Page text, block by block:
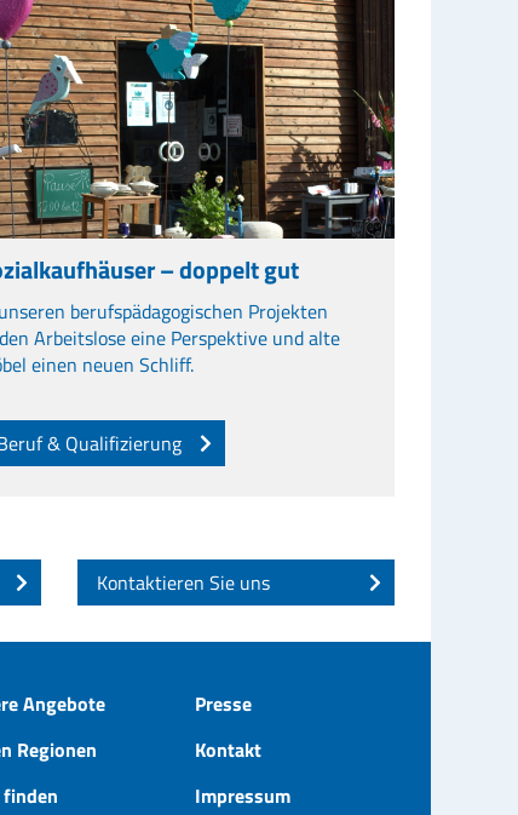
– doppelt gut
berufspädagogischen Projekten
Arbeitslose eine Perspektive und alte
einen neuen Schliff.
& Qualifizierung
Kontaktieren Sie uns
Angebote
Regionen
Presse
Kontakt
Impressum